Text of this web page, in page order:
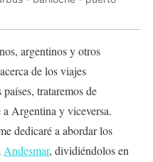
argentinos y otros
de los viajes
trataremos de
Argentina y viceversa.
dedicaré a abordar los
Andesmar, dividiéndolos en